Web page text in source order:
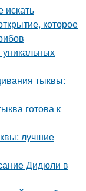
искать
которое
уникальных
тыквы:
готова к
лучшие
Дидюли в